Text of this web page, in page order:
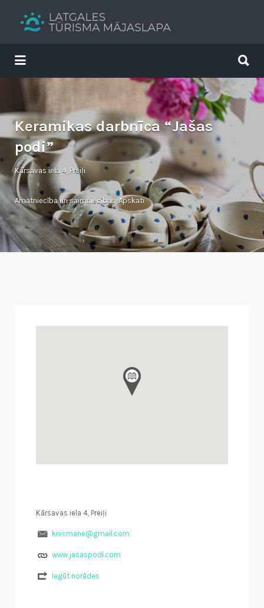
Tavs brīvdienu ceļvedis
Search
for:
for:
Keramikas darbnīca “Jašas
podi”
Kārsavas iela 4, Preiļi
Amatniecība un saimniecības,Apskati
Kārsavas iela 4, Preiļi
knicmane@gmail.com
www.jasaspodi.com
Iegūt norādes